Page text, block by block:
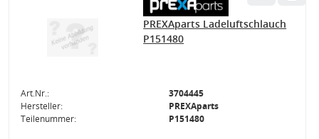
PREXAparts Ladeluftschlauch
P151480
Art.Nr.:
3704445
Hersteller:
PREXAparts
Teilenummer:
P151480